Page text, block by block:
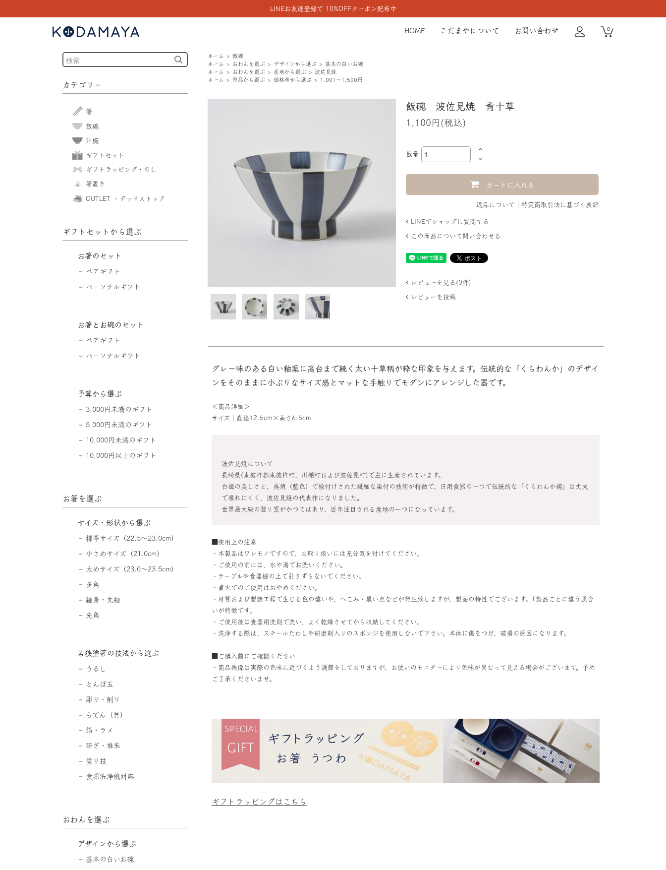
LINEお友達登録で 10%OFFクーポン配布中
HOME こだまやについて お問い合わせ 0
ホーム
飯碗
ホーム
おわんを選ぶ デザインから選ぶ
基本の白いお碗
ホーム
おわんを選ぶ 産地から選ぶ
波佐見焼
ホーム
単品から選ぶ 価格帯から選ぶ 1,001～1,500円
飯碗 波佐見焼 青十草
1,100円(税込)
数量
カートに入れる
返品について 特定商取引法に基づく表記
LINEでショップに質問する
この商品について問い合わせる
レビューを見る(0件)
レビューを投稿
グレー味のある白い釉薬に高台まで続く太い十草柄が粋な印象を与えます。伝統的な「くらわんか」のデザイ
ンをそのままに小ぶりなサイズ感とマットな手触りでモダンにアレンジした器です。
＜商品詳細＞
サイズ｜直径12.5cm×高さ6.5cm
波佐見焼について
長崎県(東彼杵郡東彼杵町、川棚町および波佐見町)で主に生産されています。
白磁の美しさと、呉須（藍色）で絵付けされた繊細な染付の技術が特徴で、日用食器の一つで伝統的な「くらわんか碗」は丈夫
で壊れにくく、波佐見焼の代表作になりました。
世界最大級の登り窯がかつてはあり、近年注目される産地の一つになっています。
■使用上の注意
・本製品はワレモノですので、お取り扱いには充分気を付けてください。
・ご使用の前には、水や湯でお洗いください。
・テーブルや食器棚の上で引きずらないでください。
・直火でのご使用はおやめください。
・材質および製造工程で生じる色の違いや、へこみ・黒い点などが発生致しますが、製品の特性でございます。T製品ごとに違う風合
いが特徴です。
・ご使用後は食器用洗剤で洗い、よく乾燥させてから収納してください。
・洗浄する際は、スチールたわしや研磨剤入りのスポンジを使用しないで下さい。本体に傷をつけ、破損の原因になります。
■ご購入前にご確認ください
・商品画像は実際の色味に近づくよう調節をしておりますが、お使いのモニターにより色味が異なって見える場合がございます。予め
ご了承くださいませ。
ギフトラッピングはこちら
カテゴリー
箸
飯碗
汁椀
ギフトセット
ギフトラッピング・のし
箸置き
OUTLET ・デッドストック
ギフトセットから選ぶ
お箸のセット
ペアギフト
パーソナルギフト
お箸とお碗のセット
ペアギフト
パーソナルギフト
予算から選ぶ
3,000円未満のギフト
5,000円未満のギフト
10,000円未満のギフト
10,000円以上のギフト
お箸を選ぶ
サイズ・形状から選ぶ
標準サイズ（22.5〜23.0cm）
小さめサイズ（21.0cm）
太めサイズ（23.0〜23.5cm）
多角
細身・先細
先角
若狭塗箸の技法から選ぶ
うるし
とんぼ玉
彫り・削り
らでん（貝）
箔・ラメ
研ぎ・堆朱
塗り技
食器洗浄機対応
おわんを選ぶ
デザインから選ぶ
基本の白いお碗